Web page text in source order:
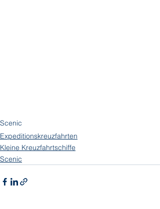
Scenic
Expeditionskreuzfahrten
Kleine Kreuzfahrtschiffe
Scenic